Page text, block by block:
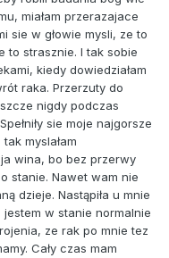
miałam przerazajace
sie w głowie mysli, ze to
to strasznie. I tak sobie
kiedy dowiedziałam
raka. Przerzuty do
nigdy podczas
sie moje najgorsze
myslałam
wina, bo bez przerwy
stanie. Nawet wam nie
dzieje. Nastąpiła u mnie
w stanie normalnie
ze rak po mnie tez
Cały czas mam